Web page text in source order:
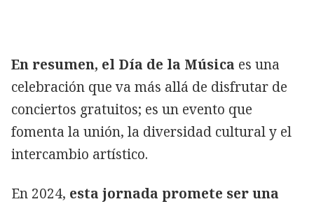
En resumen, el Día de la Música es una
celebración que va más allá de disfrutar de
conciertos gratuitos; es un evento que
fomenta la unión, la diversidad cultural y el
intercambio artístico.
En 2024, esta jornada promete ser una